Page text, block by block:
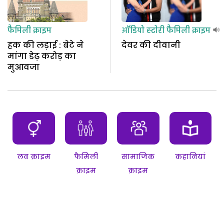
फैमिली क्राइम
हक की लड़ाई : बेटे ने
मांगा डेढ़ करोड़ का
मुआवजा
ऑडियो स्टोरीफैमिली क्राइम
देवर की दीवानी
लव क्राइम
फैमिली
क्राइम
सामाजिक
क्राइम
कहानियां